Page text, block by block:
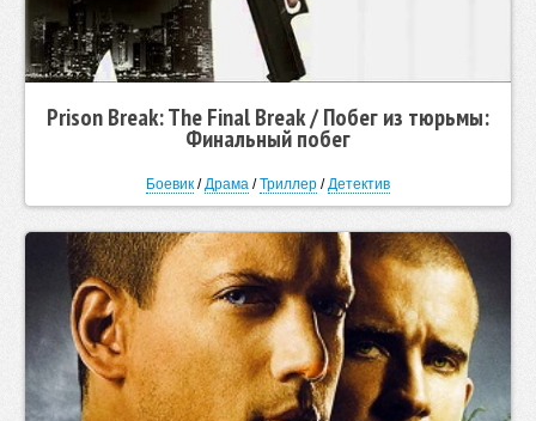
Prison Break: The Final Break / Побег из тюрьмы:
Финальный побег
Боевик /Драма /Триллер /Детектив